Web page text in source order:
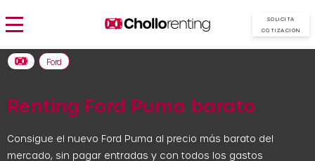
SOLICITA
COTIZACIÓN
Renting Ford Puma barato
Consigue el nuevo Ford Puma al precio más barato del
mercado, sin pagar entradas y con todos los gastos
Ford